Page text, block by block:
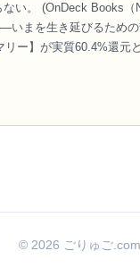
い。 (OnDeck Books（
いまを生き延びるため
ー】が実質60.4%還元
© 2026 ごりゅご.com